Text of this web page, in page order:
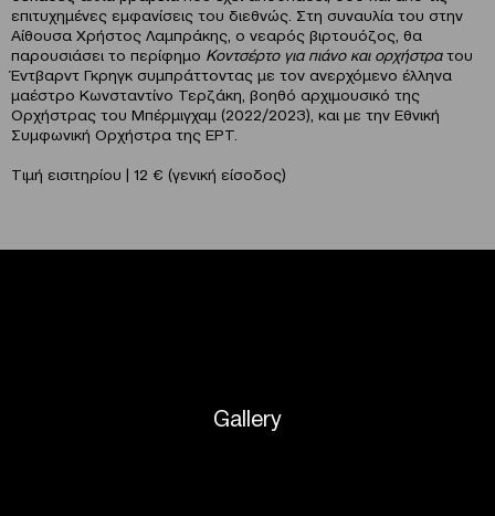
επιτυχημένες εμφανίσεις του διεθνώς. Στη συναυλία του στην
Αίθουσα Χρήστος Λαμπράκης, ο νεαρός βιρτουόζος, θα
παρουσιάσει το περίφημο Κοντσέρτο για πιάνο και ορχήστρατου
Έντβαρντ Γκρηγκ συμπράττοντας με τον ανερχόμενο έλληνα
μαέστρο Κωνσταντίνο Τερζάκη, βοηθό αρχιμουσικό της
Ορχήστρας του Μπέρμιγχαμ (2022/2023), και με την Εθνική
Συμφωνική Ορχήστρα της ΕΡΤ.
Τιμή εισιτηρίου | 12 € (γενική είσοδος)
Gallery